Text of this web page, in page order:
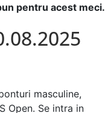
pentru acest meci.
masculine,
Open. Se intra in